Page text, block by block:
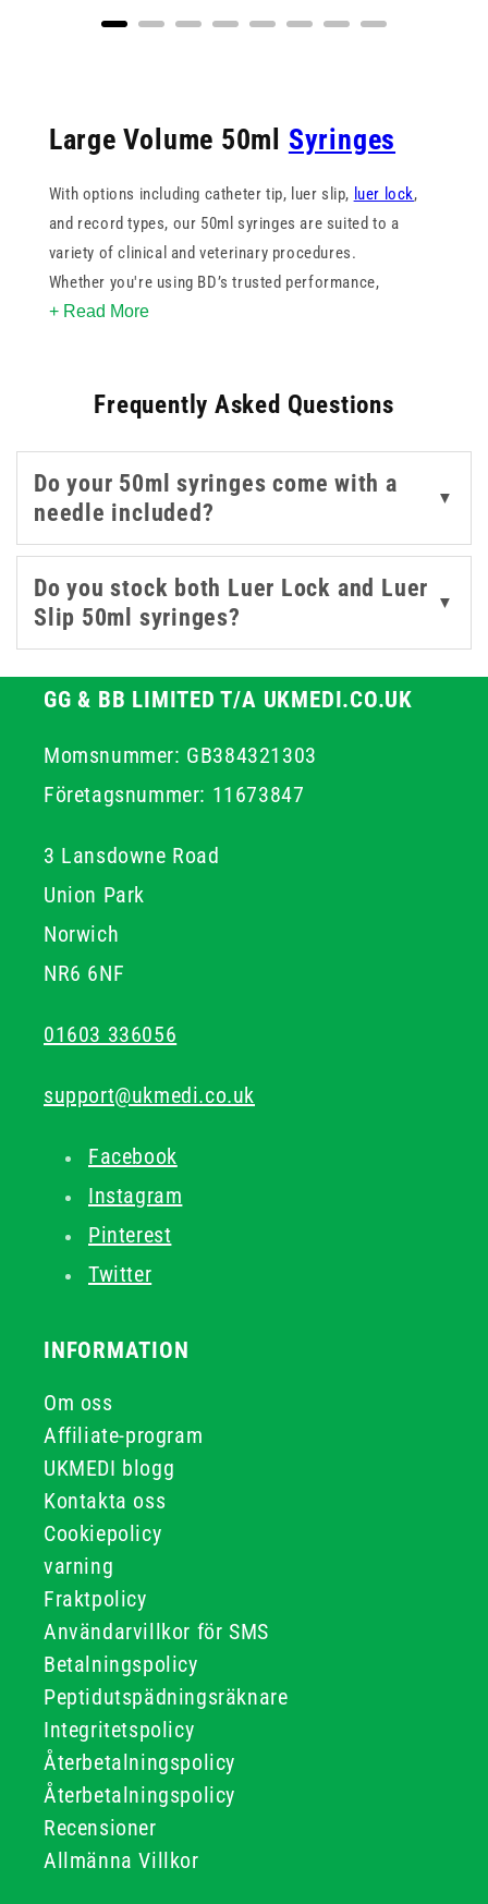
Large Volume 50ml Syringes
With options including catheter tip, luer slip, luer lock,
and record types, our 50ml syringes are suited to a
variety of clinical and veterinary procedures.
Whether you're using BD’s trusted performance,
Terumo's smooth operation, or Nevershare and Braun’s
also available in a 60ml capacity for tasks that require a
treatment applications, these syringes support
controlled delivery and minimise dosing errors.
+ Read More
Frequently Asked Questions
Do your 50ml syringes come with a
needle included?
▼
Do you stock both Luer Lock and Luer
Slip 50ml syringes?
▼
GG & BB LIMITED T/A UKMEDI.CO.UK
Momsnummer: GB384321303
Företagsnummer: 11673847
3 Lansdowne Road
Union Park
Norwich
NR6 6NF
01603 336056
support@ukmedi.co.uk
Facebook
Instagram
Pinterest
Twitter
INFORMATION
Om oss
Affiliate-program
UKMEDI blogg
Kontakta oss
Cookiepolicy
varning
Fraktpolicy
Användarvillkor för SMS
Betalningspolicy
Peptidutspädningsräknare
Integritetspolicy
Återbetalningspolicy
Återbetalningspolicy
Recensioner
Allmänna Villkor